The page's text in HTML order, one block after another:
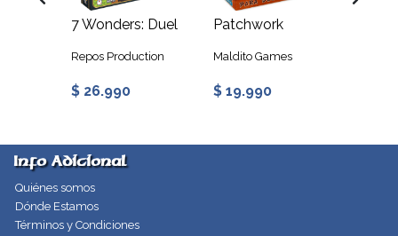
7 Wonders: Duel
Repos Production
$ 26.990
Patchwork
Maldito Games
$ 19.990
Info Adicional
Quiénes somos
Dónde Estamos
Términos y Condiciones